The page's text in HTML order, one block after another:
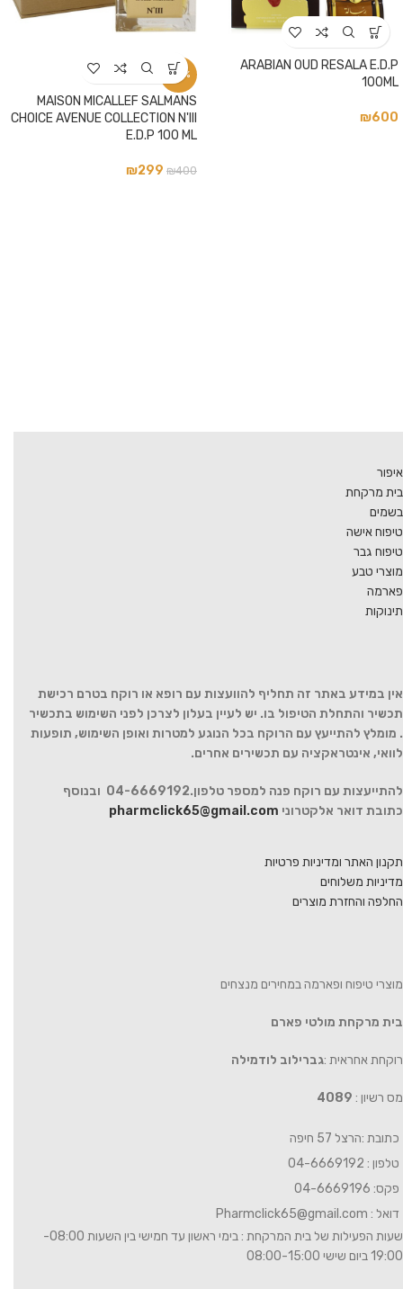
ARABIAN OUD RESALA E.D.P
100ML
₪600
-25%
MAISON MICALLEF SALMANS
CHOICE AVENUE COLLECTION N'III
E.D.P 100 ML
₪400
₪299
איפור
בית מרקחת
בשמים
טיפוח אישה
טיפוח גבר
מוצרי טבע
פארמה
תינוקות
אין במידע באתר זה תחליף להוועצות עם רופא או רוקח בטרם רכישת
תכשיר והתחלת הטיפול בו. יש לעיין בעלון לצרכן לפני השימוש בתכשיר
. מומלץ להתייעץ עם הרוקח בכל הנוגע למטרות ואופן השימוש, תופעות
לוואי, אינטראקציה עם תכשירים אחרים.
להתייעצות עם רוקח פנה למספר טלפון.04-6669192 ובנוסף
כתובת דואר אלקטרוני pharmclick65@gmail.com
תקנון האתר ומדיניות פרטיות
מדיניות משלוחים
החלפה והחזרת מוצרים
מוצרי טיפוח ופארמה במחירים מנצחים
בית מרקחת מולטי פארם
רוקחת אחראית :גברילוב לודמילה
מס רשיון : 4089
כתובת :הרצל 57 חיפה
טלפון : 04-6669192
פקס: 04-6669196
דואל : Pharmclick65@gmail.com
שעות הפעילות של בית המרקחת : בימי ראשון עד חמישי בין השעות 08:00-
19:00 ביום שישי 08:00-15:00